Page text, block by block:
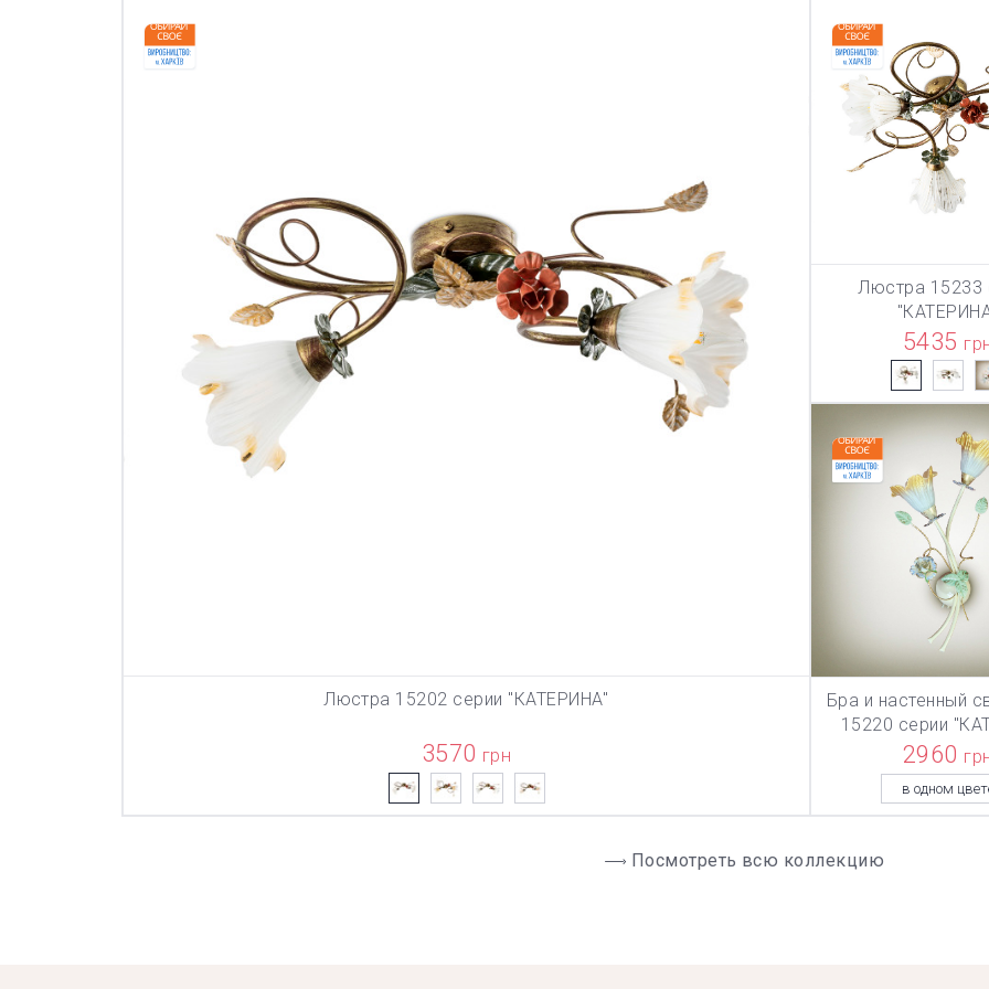
В КОРЗИНУ
Люстра 15202 серии "КАТЕРИНА"
3570 грн
В
Люстра 15233
5435
В
Бра и настенный
15220 серии
2960
в одном
Посмотреть всю коллекцию